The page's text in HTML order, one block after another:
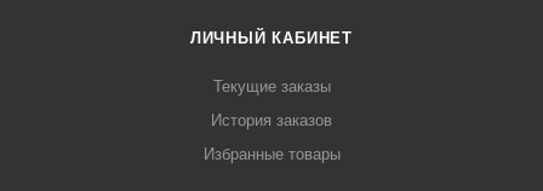
ЛИЧНЫЙ КАБИНЕТ
Текущие заказы
История заказов
Избранные товары